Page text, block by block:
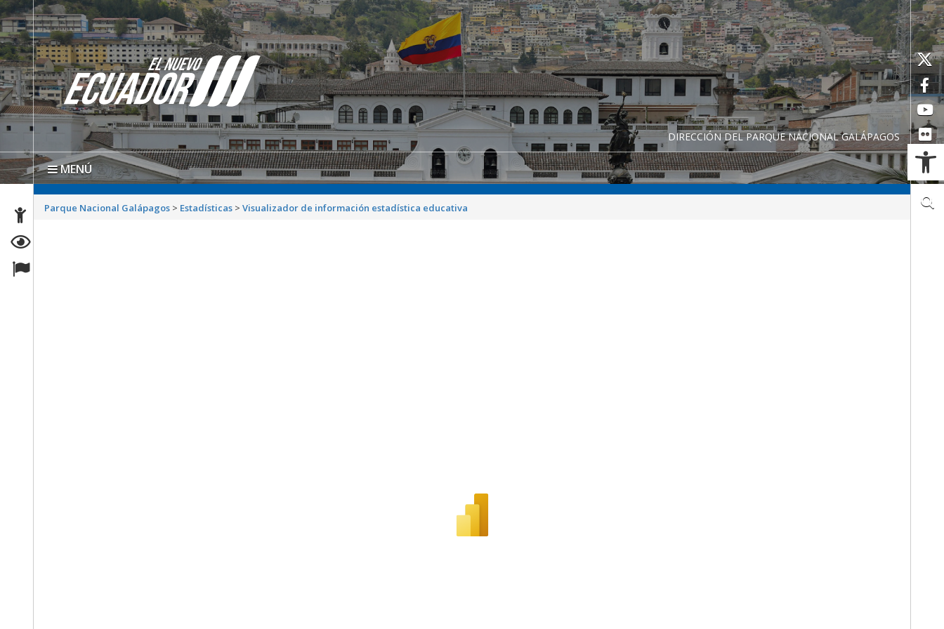
DIRECCIÓN DEL PARQUE NACIONAL GALÁPAGOS
MENÚ
Parque Nacional Galápagos > Estadísticas >Visualizador de información estadística educativa